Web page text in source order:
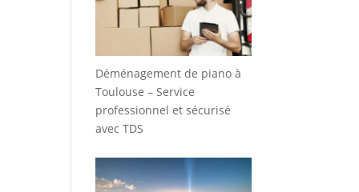
Déménagement de piano à
Toulouse – Service
professionnel et sécurisé
avec TDS